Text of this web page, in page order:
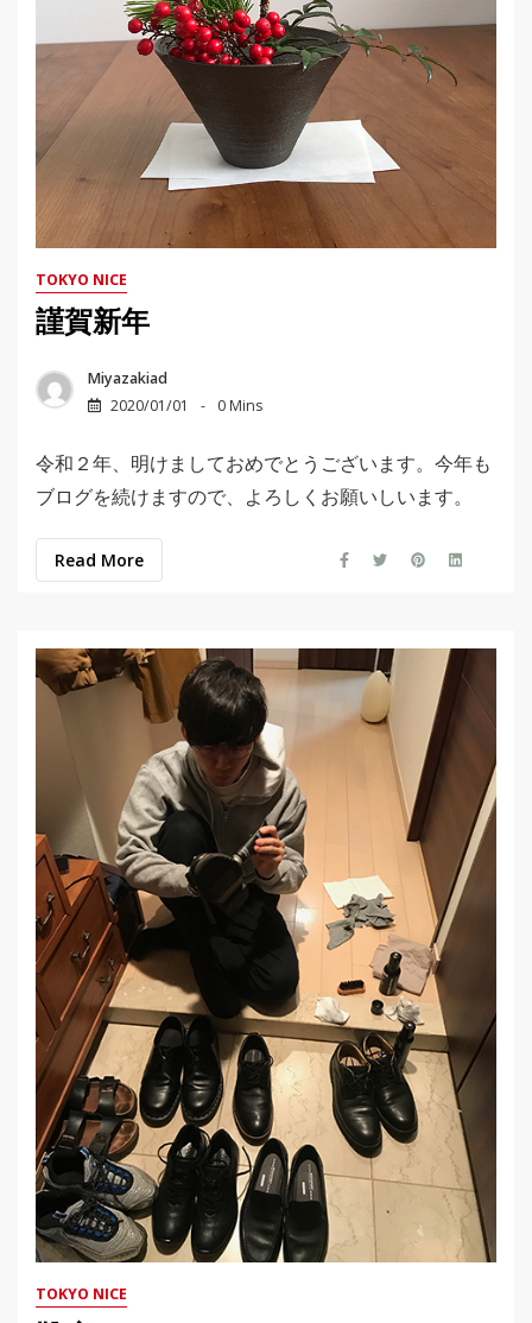
TOKYO NICE
謹賀新年
Miyazakiad
2020/01/01
0 Mins
令和２年、明けましておめでとうございます。今年も
ブログを続けますので、よろしくお願いしいます。
Read More
TOKYO NICE